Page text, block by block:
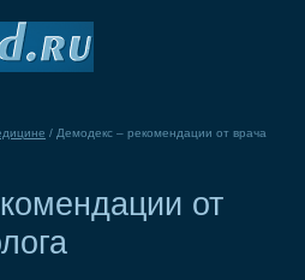
/ Демодекс – рекомендации от врача
от